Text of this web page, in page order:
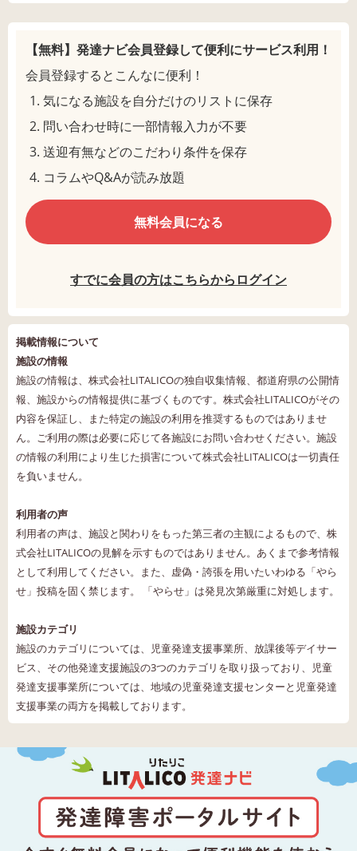
【無料】発達ナビ会員登録して便利にサービス利用！
会員登録するとこんなに便利！
気になる施設を自分だけのリストに保存
問い合わせ時に一部情報入力が不要
送迎有無などのこだわり条件を保存
コラムやQ&Aが読み放題
無料会員になる
すでに会員の方はこちらからログイン
掲載情報について
施設の情報
施設の情報は、株式会社LITALICOの独自収集情報、都道府県の公開情
報、施設からの情報提供に基づくものです。株式会社LITALICOがその
内容を保証し、また特定の施設の利用を推奨するものではありませ
ん。ご利用の際は必要に応じて各施設にお問い合わせください。施設
の情報の利用により生じた損害について株式会社LITALICOは一切責任
を負いません。
利用者の声
利用者の声は、施設と関わりをもった第三者の主観によるもので、株
式会社LITALICOの見解を示すものではありません。あくまで参考情報
として利用してください。また、虚偽・誇張を用いたいわゆる「やら
せ」投稿を固く禁じます。 「やらせ」は発見次第厳重に対処します。
施設カテゴリ
施設のカテゴリについては、児童発達支援事業所、放課後等デイサー
ビス、その他発達支援施設の3つのカテゴリを取り扱っており、児童
発達支援事業所については、地域の児童発達支援センターと児童発達
支援事業の両方を掲載しております。